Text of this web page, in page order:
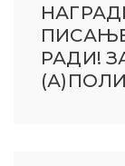
РАДИ!